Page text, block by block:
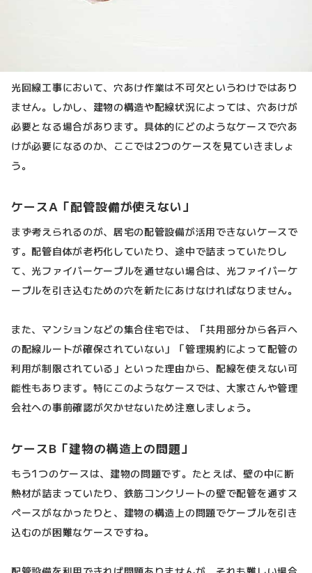
光回線工事において、穴あけ作業は不可欠というわけではあり
ません。しかし、建物の構造や配線状況によっては、穴あけが
必要となる場合があります。具体的にどのようなケースで穴あ
けが必要になるのか、ここでは2つのケースを見ていきましょ
う。
ケースA「配管設備が使えない」
まず考えられるのが、居宅の配管設備が活用できないケースで
す。配管自体が老朽化していたり、途中で詰まっていたりし
て、光ファイバーケーブルを通せない場合は、光ファイバーケ
ーブルを引き込むための穴を新たにあけなければなりません。
また、マンションなどの集合住宅では、「共用部分から各戸へ
の配線ルートが確保されていない」「管理規約によって配管の
利用が制限されている」といった理由から、配線を使えない可
能性もあります。特にこのようなケースでは、大家さんや管理
会社への事前確認が欠かせないため注意しましょう。
ケースB「建物の構造上の問題」
もう1つのケースは、建物の問題です。たとえば、壁の中に断
熱材が詰まっていたり、鉄筋コンクリートの壁で配管を通すス
ペースがなかったりと、建物の構造上の問題でケーブルを引き
込むのが困難なケースですね。